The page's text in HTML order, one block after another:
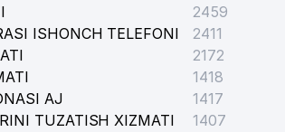
2459
ISHONCH TELEFONI
2411
2172
1418
AJ
1417
TUZATISH XIZMATI
1407